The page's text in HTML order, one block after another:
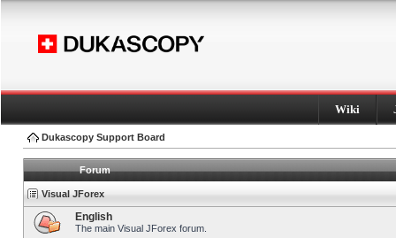
Wiki
Dukascopy Support Board
Forum
Visual JForex
English
The main Visual JForex forum.